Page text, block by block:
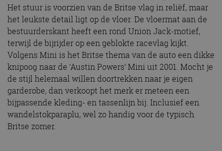
Het stuur is voorzien van de Britse vlag in reliëf, maar
het leukste detail ligt op de vloer. De vloermat aan de
bestuurderskant heeft een rond Union Jack-motief,
terwijl de bijrijder op een geblokte racevlag kijkt.
Volgens Mini is het Britse thema van de auto een dikke
knipoog naar de ‘Austin Powers’ Mini uit 2001. Mocht je
de stijl helemaal willen doortrekken naar je eigen
garderobe, dan verkoopt het merk er meteen een
bijpassende kleding- en tassenlijn bij. Inclusief een
wandelstokparaplu, wel zo handig voor de typisch
Britse zomer.